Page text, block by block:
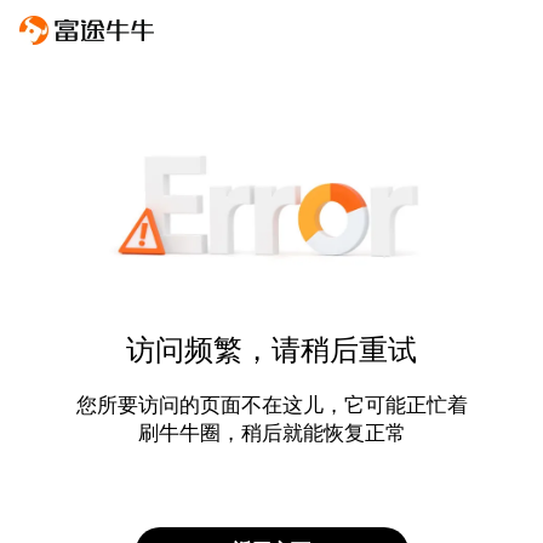
访问频繁，请稍后重试
您所要访问的页面不在这儿，它可能正忙着
刷牛牛圈，稍后就能恢复正常